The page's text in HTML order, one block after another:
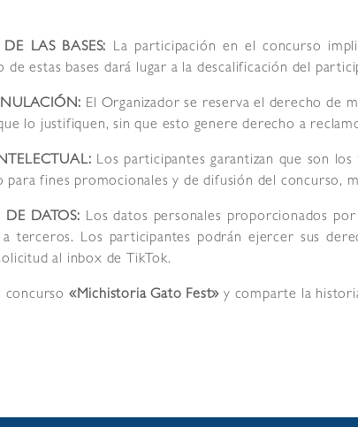
LAS BASES: La participación en el concurso
de estas bases dará lugar a la descalificación del
El Organizador se reserva el derecho de
lo justifiquen, sin que esto genere derecho a
Los participantes garantizan que son
para fines promocionales y de difusión del concurso,
DE DATOS: Los datos personales proporcionados
a terceros. Los participantes podrán ejercer sus
al inbox de TikTok.
concurso «Michistoria Gato Fest» y comparte la